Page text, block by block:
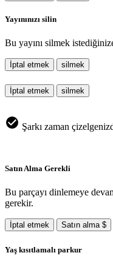
Yayınınızı silin
Bu yayını silmek
İptal etmek silmek
İptal etmek silmek
Şarkı zaman
Satın Alma Gerekli
Bu parçayı dinlemeye
gerekir.
İptal etmek Satın alma $
Yaş kısıtlamalı parkur